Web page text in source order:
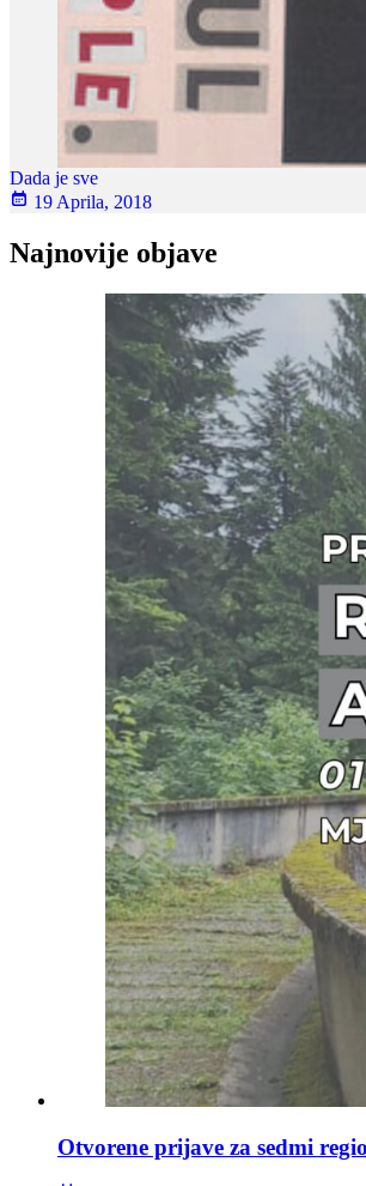
Dada je sve
19 Aprila, 2018
Najnovije objave
Otvorene prijave za sedmi